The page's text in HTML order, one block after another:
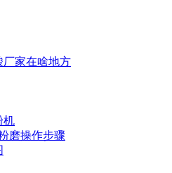
厂家在啥地方
机
磨操作步骤